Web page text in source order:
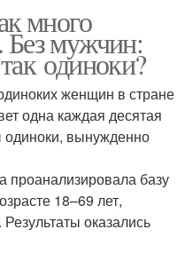
много
мужчин:
одиноки?
женщин в стране
одна каждая десятая
вынужденно
проанализировала базу
18–69 лет,
оказались